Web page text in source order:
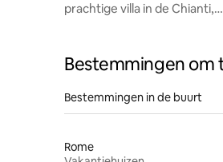
prachtige villa in de Chianti,
Bestemmingen om
Bestemmingen in de buurt
Rome